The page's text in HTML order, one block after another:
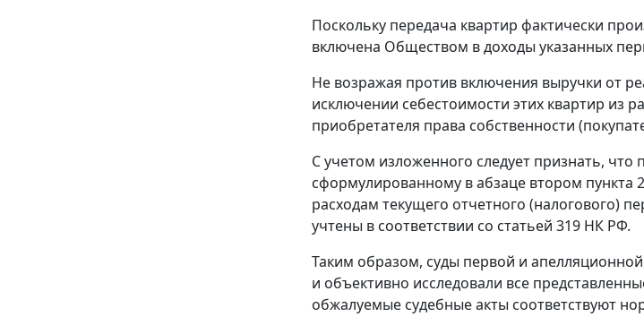
Поскольку передача квартир фактически
включена Обществом в доходы указанных
Не возражая против включения выручки от
исключении себестоимости этих квартир из
приобретателя права собственности
С учетом изложенного следует признать,
сформулированному вабзаце втором пункта
расходам текущего отчетного (налогового)
учтены в соответствии со статьей 319 НК РФ.
Таким образом, суды первой и
и объективно исследовали все
обжалуемые судебные акты соответствуют